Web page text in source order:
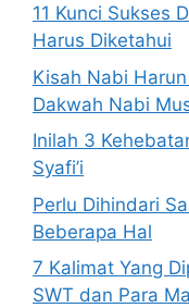
11 Kunci Sukses
Harus Diketahui
Kisah Nabi
Dakwah Nabi
Inilah 3
Syafi’i
Perlu Dihindari
Beberapa Hal
7 Kalimat Yang
SWT dan Para